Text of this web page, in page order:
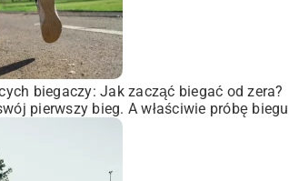
biegaczy: Jak zacząć biegać od zera?
pierwszy bieg. A właściwie próbę